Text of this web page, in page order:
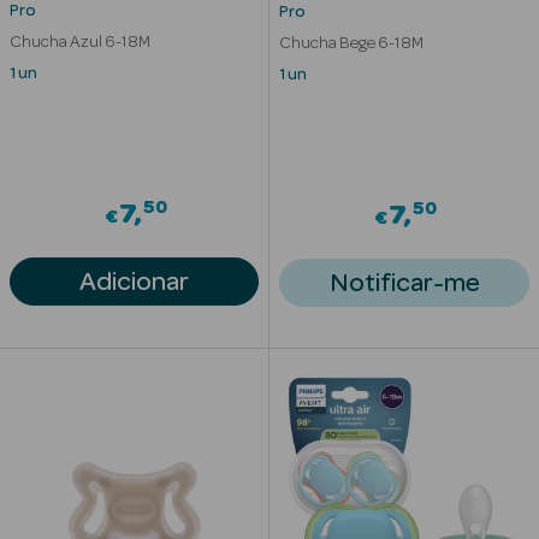
Cosmética
Hidratantes
Refirmantes
Pro
Chucha Azul 6-18M
1 un
€7 50
Adicionar
Pro
Chucha Bege 6-18M
1 un
€7 50
Notificar-me